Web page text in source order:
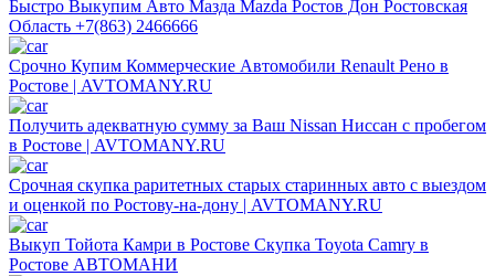
Быстро Выкупим Авто Мазда Mazda Ростов Дон Ростовская
Область +7(863) 2466666
Срочно Купим Коммерческие Автомобили Renault Рено в
Ростове | AVTOMANY.RU
Получить адекватную сумму за Ваш Nissan Ниссан с пробегом
в Ростове | AVTOMANY.RU
Срочная скупка раритетных старых старинных авто с выездом
и оценкой по Ростову-на-дону | AVTOMANY.RU
Выкуп Тойота Камри в Ростове Скупка Toyota Camry в
Ростове АВТОМАНИ